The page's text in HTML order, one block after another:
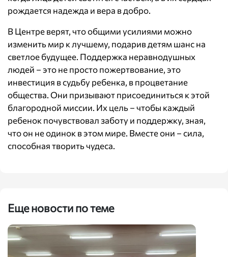
рождается надежда и вера в добро.
В Центре верят, что общими усилиями можно
изменить мир к лучшему, подарив детям шанс на
светлое будущее. Поддержка неравнодушных
людей – это не просто пожертвование, это
инвестиция в судьбу ребенка, в процветание
общества. Они призывают присоединиться к этой
благородной миссии. Их цель – чтобы каждый
ребенок почувствовал заботу и поддержку, зная,
что он не одинок в этом мире. Вместе они – сила,
способная творить чудеса.
Еще новости по теме